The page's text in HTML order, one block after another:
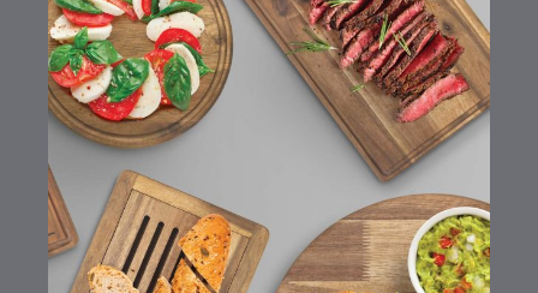
Tablas de cortar de madera
de acacia